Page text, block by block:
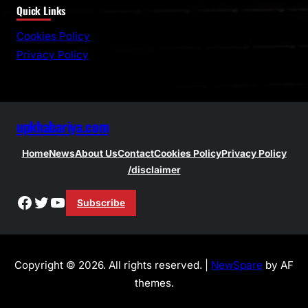
a
r
Quick Links
Cookies Policy
Privacy Policy
upkhabariya.com
HomeNewsAbout UsContactCookies PolicyPrivacy Policy
/disclaimer
Facebook
Twitter
YouTube
Subscribe
Copyright © 2026. All rights reserved. | NewSpare by AF
themes.